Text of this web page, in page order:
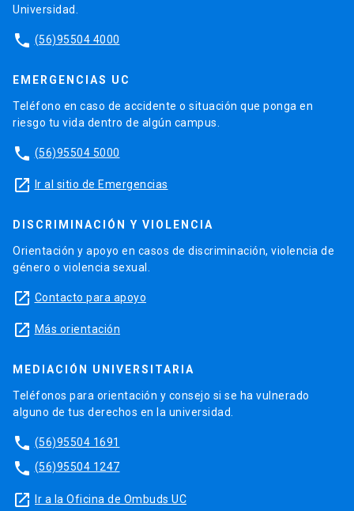
Universidad.
phone (56)95504 4000
EMERGENCIAS UC
Teléfono en caso de accidente o situación que ponga en
riesgo tu vida dentro de algún campus.
phone (56)95504 5000
launch Ir al sitio de Emergencias
DISCRIMINACIÓN Y VIOLENCIA
Orientación y apoyo en casos de discriminación, violencia de
género o violencia sexual.
launch Contacto para apoyo
launch Más orientación
MEDIACIÓN UNIVERSITARIA
Teléfonos para orientación y consejo si se ha vulnerado
alguno de tus derechos en la universidad.
phone (56)95504 1691
phone (56)95504 1247
launch Ir a la Oficina de Ombuds UC